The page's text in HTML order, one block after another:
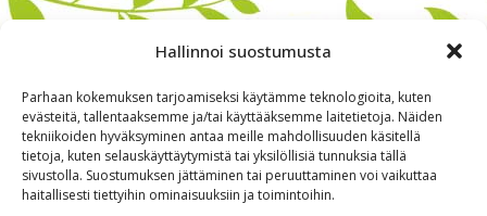
Hallinnoi suostumusta
Parhaan kokemuksen tarjoamiseksi käytämme teknologioita, kuten
evästeitä, tallentaaksemme ja/tai käyttääksemme laitetietoja. Näiden
tekniikoiden hyväksyminen antaa meille mahdollisuuden käsitellä
tietoja, kuten selauskäyttäytymistä tai yksilöllisiä tunnuksia tällä
sivustolla. Suostumuksen jättäminen tai peruuttaminen voi vaikuttaa
haitallisesti tiettyihin ominaisuuksiin ja toimintoihin.
Alkuun Ryhmille Kokous & Ohjelmat